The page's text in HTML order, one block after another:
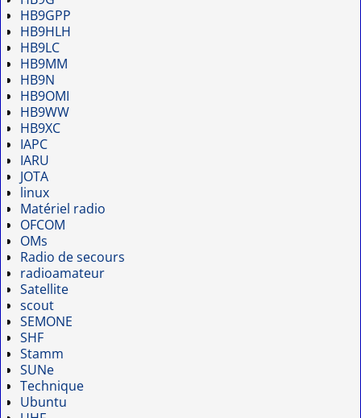
HB9GPP
HB9HLH
HB9LC
HB9MM
HB9N
HB9OMI
HB9WW
HB9XC
IAPC
IARU
JOTA
linux
Matériel radio
OFCOM
OMs
Radio de secours
radioamateur
Satellite
scout
SEMONE
SHF
Stamm
SUNe
Technique
Ubuntu